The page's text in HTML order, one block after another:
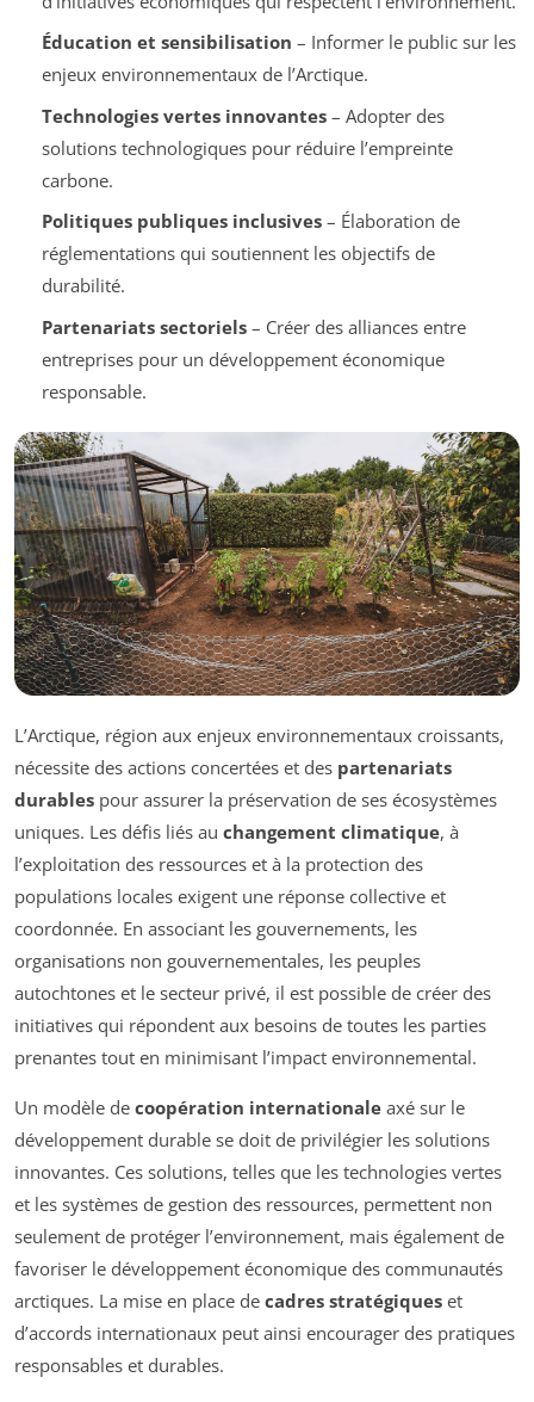
Éducation et sensibilisation – Informer le public sur les
enjeux environnementaux de l’Arctique.
Technologies vertes innovantes– Adopter des
solutions technologiques pour réduire l’empreinte
carbone.
Politiques publiques inclusives– Élaboration de
réglementations qui soutiennent les objectifs de
durabilité.
Partenariats sectoriels– Créer des alliances entre
entreprises pour un développement économique
responsable.
L’Arctique, région aux enjeux environnementaux croissants,
nécessite des actions concertées et des partenariats
durables pour assurer la préservation de ses écosystèmes
uniques. Les défis liés au changement climatique, à
l’exploitation des ressources et à la protection des
populations locales exigent une réponse collective et
coordonnée. En associant les gouvernements, les
organisations non gouvernementales, les peuples
autochtones et le secteur privé, il est possible de créer des
initiatives qui répondent aux besoins de toutes les parties
prenantes tout en minimisant l’impact environnemental.
Un modèle de coopération internationale axé sur le
développement durable se doit de privilégier les solutions
innovantes. Ces solutions, telles que les technologies vertes
et les systèmes de gestion des ressources, permettent non
seulement de protéger l’environnement, mais également de
favoriser le développement économique des communautés
arctiques. La mise en place de cadres stratégiques et
d’accords internationaux peut ainsi encourager des pratiques
responsables et durables.